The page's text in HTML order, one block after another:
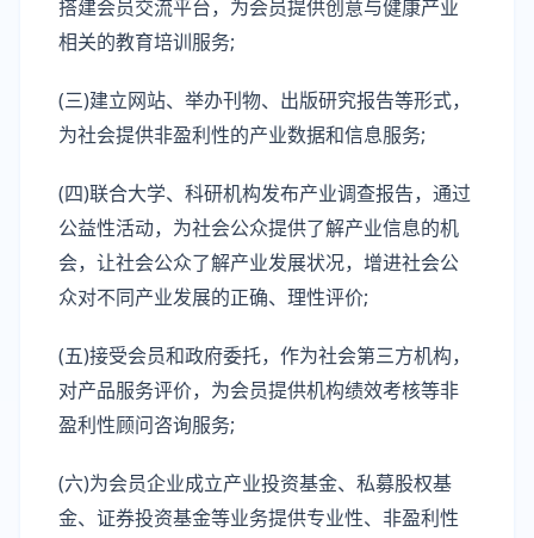
搭建会员交流平台，为会员提供创意与健康产业
相关的教育培训服务;
(三)建立网站、举办刊物、出版研究报告等形式，
为社会提供非盈利性的产业数据和信息服务;
(四)联合大学、科研机构发布产业调查报告，通过
公益性活动，为社会公众提供了解产业信息的机
会，让社会公众了解产业发展状况，增进社会公
众对不同产业发展的正确、理性评价;
(五)接受会员和政府委托，作为社会第三方机构，
对产品服务评价，为会员提供机构绩效考核等非
盈利性顾问咨询服务;
(六)为会员企业成立产业投资基金、私募股权基
金、证券投资基金等业务提供专业性、非盈利性